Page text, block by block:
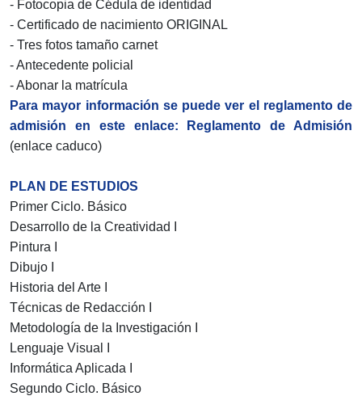
- Fotocopia de Cédula de identidad
- Certificado de nacimiento ORIGINAL
- Tres fotos tamaño carnet
- Antecedente policial
- Abonar la matrícula
Para mayor información se puede ver el reglamento de
admisión en este enlace: Reglamento de Admisión
(enlace caduco)
PLAN DE ESTUDIOS
Primer Ciclo. Básico
Desarrollo de la Creatividad I
Pintura I
Dibujo I
Historia del Arte I
Técnicas de Redacción I
Metodología de la Investigación I
Lenguaje Visual I
Informática Aplicada I
Segundo Ciclo. Básico